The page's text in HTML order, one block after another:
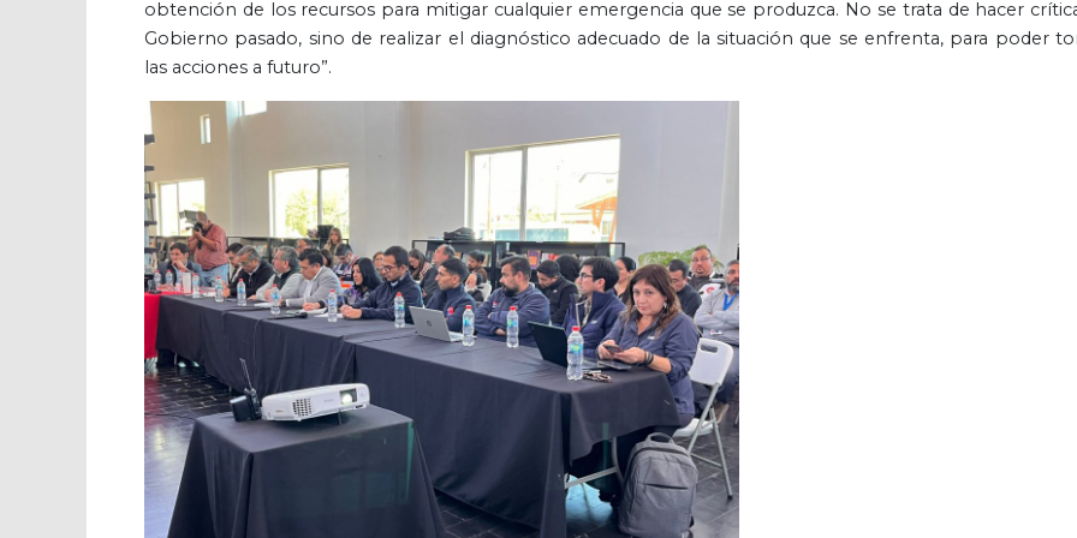
obtención de los recursos para mitigar cualquier emergencia que se produzca. No se trata de hacer
Gobierno pasado, sino de realizar el diagnóstico adecuado de la situación que se enfrenta, para poder
las acciones a futuro”.